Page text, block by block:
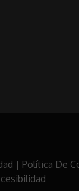
| Política De